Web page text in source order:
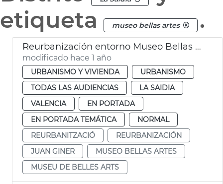
etiqueta
museo bellas artes .
Reurbanización entorno Museo Bellas Artes València
modificado hace 1 año
URBANISMO Y VIVIENDA
URBANISMO
TODAS LAS AUDIENCIAS
LA SAIDIA
VALENCIA
EN PORTADA
EN PORTADA TEMÁTICA
NORMAL
REURBANITZACIÓ
REURBANIZACIÓN
JUAN GINER
MUSEO BELLAS ARTES
MUSEU DE BELLES ARTS